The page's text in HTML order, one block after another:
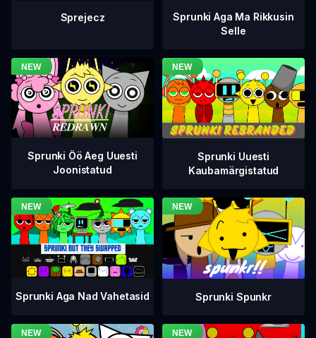
Sprejecz
Sprunki Aga Ma Rikkusin
Selle
Sprunki Öö Aeg Uuesti
Joonistatud
Sprunki Uuesti
Kaubamärgistatud
Sprunki Aga Nad Vahetasid Sprunki Spunkr